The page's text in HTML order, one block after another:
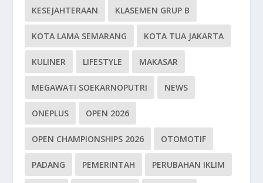
KESEJAHTERAAN KLASEMEN GRUP B
KOTA LAMA SEMARANG KOTA TUA JAKARTA
KULINER LIFESTYLE MAKASAR
MEGAWATI SOEKARNOPUTRI NEWS
ONEPLUS OPEN 2026
OPEN CHAMPIONSHIPS 2026 OTOMOTIF
PADANG PEMERINTAH PERUBAHAN IKLIM